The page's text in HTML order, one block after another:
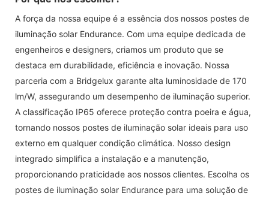
A força da nossa equipe é a essência dos nossos postes de
iluminação solar Endurance. Com uma equipe dedicada de
engenheiros e designers, criamos um produto que se
destaca em durabilidade, eficiência e inovação. Nossa
parceria com a Bridgelux garante alta luminosidade de 170
lm/W, assegurando um desempenho de iluminação superior.
A classificação IP65 oferece proteção contra poeira e água,
tornando nossos postes de iluminação solar ideais para uso
externo em qualquer condição climática. Nosso design
integrado simplifica a instalação e a manutenção,
proporcionando praticidade aos nossos clientes. Escolha os
postes de iluminação solar Endurance para uma solução de